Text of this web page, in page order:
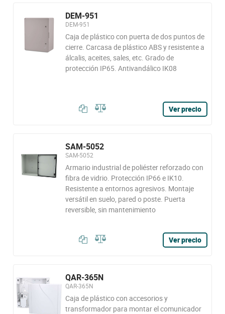
DEM-951
DEM-951
Caja de plástico con puerta de dos puntos de
cierre. Carcasa de plástico ABS y resistente a
álcalis, aceites, sales, etc. Grado de
protección IP65. Antivandálico IK08
Ver precio
SAM-5052
SAM-5052
Armario industrial de poliéster reforzado con
fibra de vidrio. Protección IP66 e IK10.
Resistente a entornos agresivos. Montaje
versátil en suelo, pared o poste. Puerta
reversible, sin mantenimiento
Ver precio
QAR-365N
QAR-365N
Caja de plástico con accesorios y
transformador para montar el comunicador